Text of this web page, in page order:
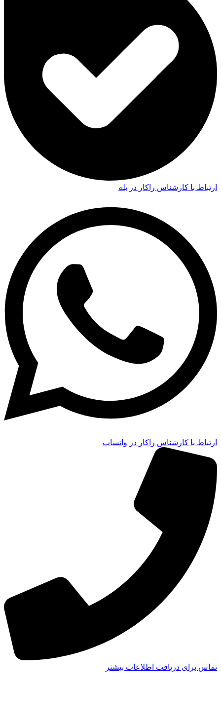
ارتباط با کارشناس راکار در بله
ارتباط با کارشناس راکار در واتساپ
تماس برای دریافت اطلاعات بیشتر